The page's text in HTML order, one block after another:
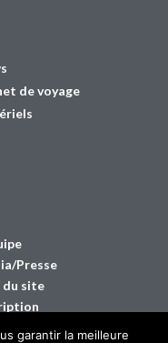
de voyage
Presse
du site
garantir la meilleure